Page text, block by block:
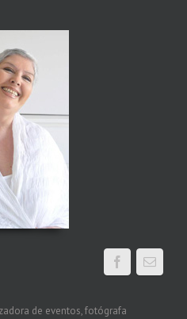
de eventos, fotógrafa